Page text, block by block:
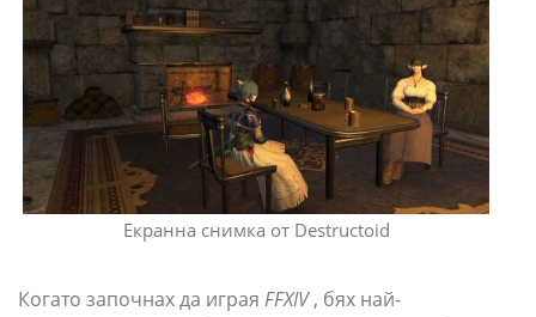
Екранна снимка от Destructoid
Когато започнах да играя FFXIV, бях най-